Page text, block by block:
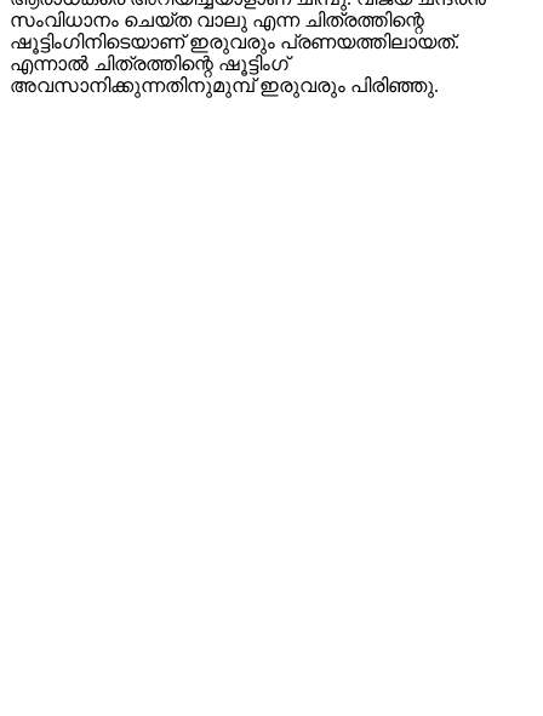
സംവിധാനം ചെയ്ത വാലു എന്ന ചിത്രത്തിന്റെ
ഷൂട്ടിംഗിനിടെയാണ് ഇരുവരും പ്രണയത്തിലായത്.
എന്നാൽ ചിത്രത്തിന്റെ ഷൂട്ടിംഗ്
അവസാനിക്കുന്നതിനുമുമ്പ് ഇരുവരും പിരിഞ്ഞു.